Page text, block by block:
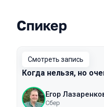
Выступления в
Спикер
Смотреть запись
Когда нельзя, но
Егор
Сбер